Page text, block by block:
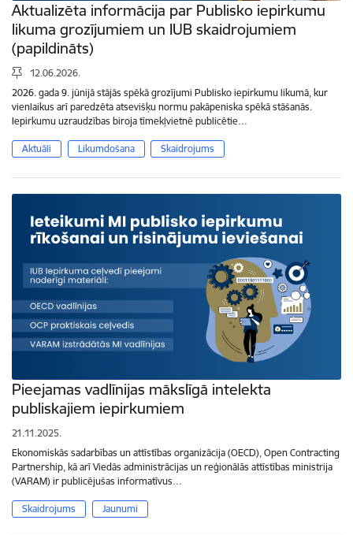
Aktualizēta informācija par Publisko iepirkumu
likuma grozījumiem un IUB skaidrojumiem
(papildināts)
12.06.2026.
2026. gada 9. jūnijā stājās spēkā grozījumi Publisko iepirkumu likumā, kur
vienlaikus arī paredzēta atsevišķu normu pakāpeniska spēkā stāšanās.
Iepirkumu uzraudzības biroja tīmekļvietnē publicētie…
Aktuāli Likumdošana Skaidrojums
Pieejamas vadlīnijas mākslīgā intelekta
publiskajiem iepirkumiem
21.11.2025.
Ekonomiskās sadarbības un attīstības organizācija (OECD), Open Contracting
Partnership, kā arī Viedās administrācijas un reģionālās attīstības ministrija
(VARAM) ir publicējušas informatīvus…
Skaidrojums Jaunumi